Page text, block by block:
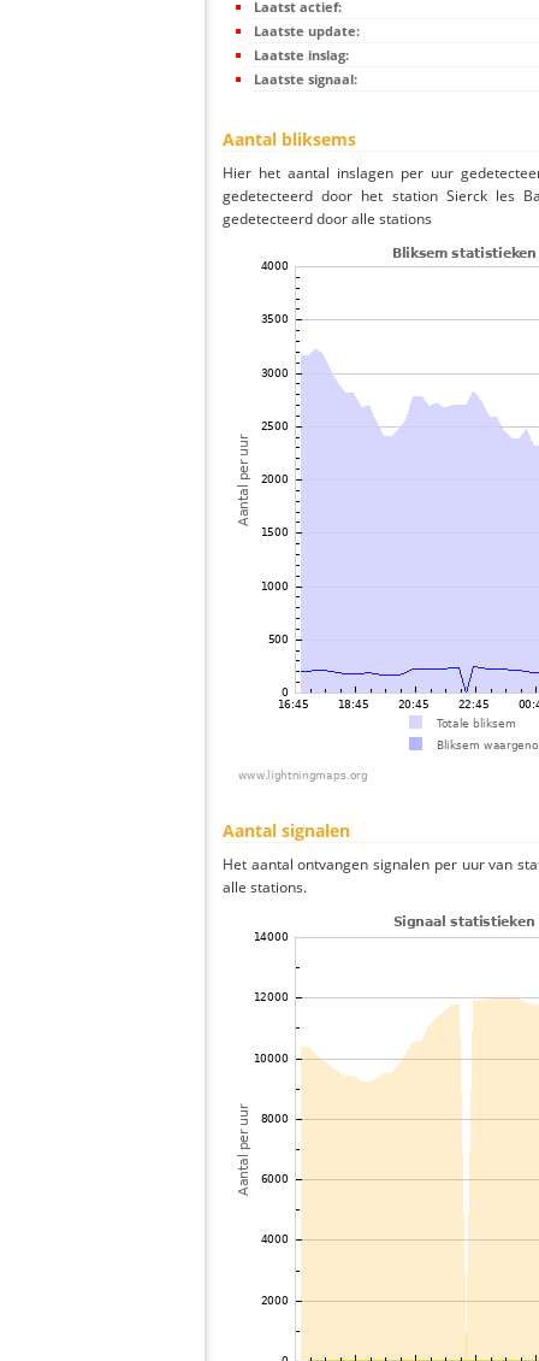
Laatst actief:
Laatste update:
Laatste inslag:
Laatste signaal:
Aantal bliksems
Hier het aantal inslagen per uur
gedetecteerd door het station Sierck les
gedetecteerd door alle stations
Aantal signalen
Het aantal ontvangen signalen per uur van
alle stations.